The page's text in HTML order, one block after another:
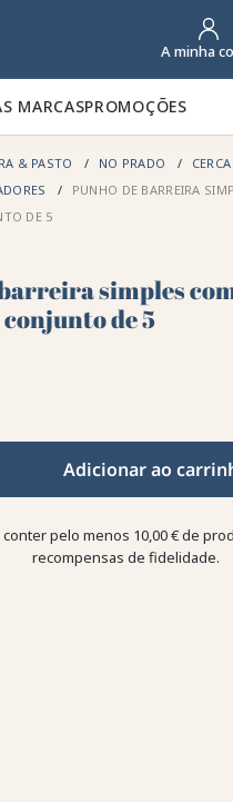
A minha
MARCASPROMOÇÕES
& PASTO NO PRADO
PUNHO DE BARREIRA
DE 5
simples
de 5
Adicionar ao
pelo menos 10,00 € de
recompensas de fidelidade.